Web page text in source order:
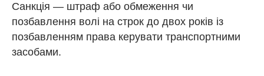
Санкція — штраф або обмеження чи
позбавлення волі на строк до двох років із
позбавленням права керувати транспортними
засобами.